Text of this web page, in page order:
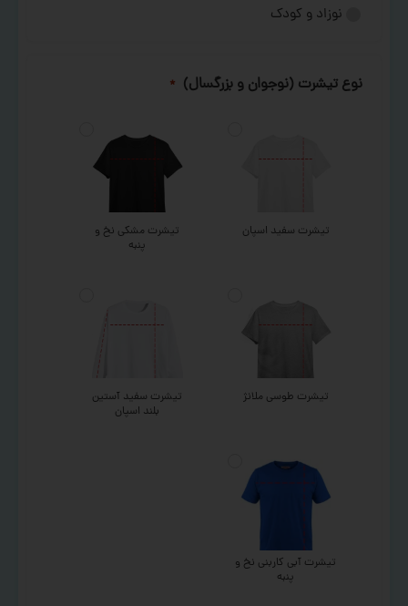
نوزاد و کودک
نوع تیشرت (نوجوان و بزرگسال) *
تیشرت سفید اسپان
تیشرت مشکی نخ و
پنبه
تیشرت طوسی ملانژ
تیشرت سفید آستین
بلند اسپان
تیشرت آبی کاربنی نخ و
پنبه